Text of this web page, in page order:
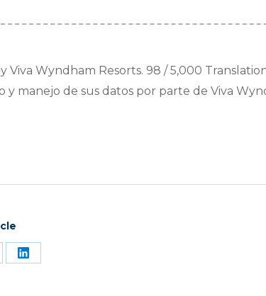
Wyndham Resorts. 98 / 5,000
manejo de sus datos por parte de Viva
Share